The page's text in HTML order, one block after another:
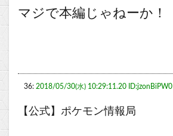
マジで本編じゃねーか！
36: 2018/05/30(水) 10:29:11.20 ID:jzonBiPW0
【公式】ポケモン情報局